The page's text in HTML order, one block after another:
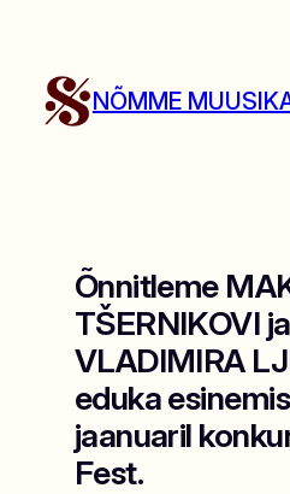
juurde
NÕMME
Õnnitleme
TŠERNIKOVI
VLADIMIRA
eduka
jaanuaril
Fest.